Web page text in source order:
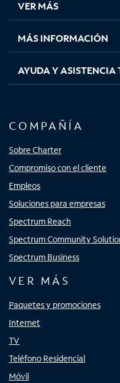
pestaña
nueva
pestaña
nueva
pestaña
nuevanueva
VER MÁS
MÁS INFORMACIÓN
AYUDA Y ASISTENCIA
COMPAÑÍA
Sobre Charter
Compromiso con el cliente
Empleos
Soluciones para empresas
Spectrum Reach
Spectrum Community
Spectrum Business
VER MÁS
Paquetes y promociones
Internet
TV
Teléfono Residencial
Móvil